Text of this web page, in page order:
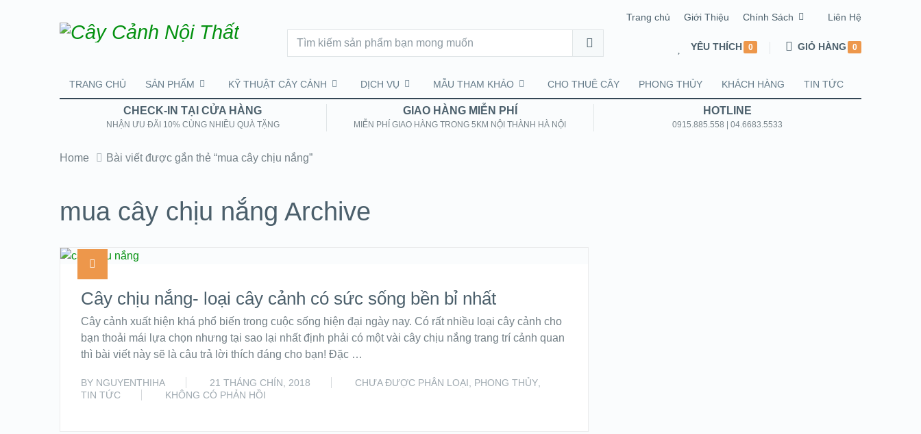
Trang chủ Giới Thiệu Chính Sách Liên Hệ
YÊU THÍCH 0 GIỎ HÀNG 0
TRANG CHỦ SẢN PHẨM KỸ THUẬT CÂY CẢNH DỊCH VỤ MẪU THAM KHẢO CHO THUÊ CÂY PHONG THỦY KHÁCH HÀNG TIN TỨC
CHECK-IN TẠI CỬA HÀNG
NHẬN ƯU ĐÃI 10% CÙNG NHIỀU QUÀ TẶNG
GIAO HÀNG MIỄN PHÍ
MIỄN PHÍ GIAO HÀNG TRONG 5KM NỘI THÀNH HÀ NỘI
HOTLINE
0915.885.558 | 04.6683.5533
Home Bài viết được gắn thẻ “mua cây chịu nắng”
mua cây chịu nắng Archive
Cây chịu nắng- loại cây cảnh có sức sống bền bỉ nhất
Cây cảnh xuất hiện khá phổ biến trong cuộc sống hiện đại ngày nay. Có rất nhiều loại cây cảnh cho
bạn thoải mái lựa chọn nhưng tại sao lại nhất định phải có một vài cây chịu nắng trang trí cảnh quan
thì bài viết này sẽ là câu trả lời thích đáng cho bạn! Đặc …
BY NGUYENTHIHA 21 THÁNG CHÍN, 2018 CHƯA ĐƯỢC PHÂN LOẠI PHONG THỦY
TIN TỨC
KHÔNG CÓ PHẢN HỒI